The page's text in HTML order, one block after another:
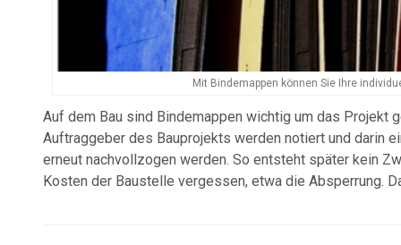
Mit Bindemappen können Sie Ihre
Auf dem Bau sind Bindemappen wichtig um das Projekt
Auftraggeber des Bauprojekts werden notiert und darin
erneut nachvollzogen werden. So entsteht später kein
Kosten der Baustelle vergessen, etwa die Absperrung.